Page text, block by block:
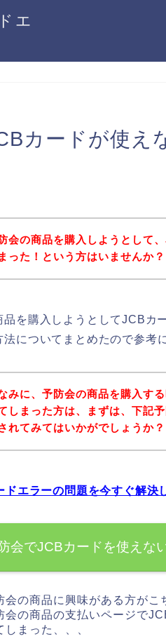
エ
カードが使え
会の商品を購入しようとして
った！という方はいませんか？
品を購入しようとしてJCBカ
法についてまとめたので参考
みに、予防会の商品を購入す
しまった方は、まずは、下記
れてみてはいかがでしょうか？
エラーの問題を今すぐ解決
会でJCBカードを使えな
会の商品に興味がある方が
会の商品の支払いページで
まった、、、